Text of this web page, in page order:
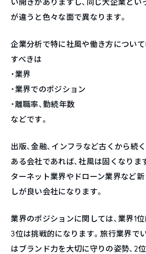
が違うと色々な面で異なります。
企業分析で特に社風や働き方につい
すべきは
・業界
・業界でのポジション
・離職率、勤続年数
などです。
出版、金融、インフラなど古くから続
ある会社であれば、社風は固くなりま
ターネット業界やドローン業界など
しが良い会社になります。
業界のポジションに関しては、業界1位
3位は挑戦的になります。旅行業界で
はブランド力を大切に守りの姿勢、2